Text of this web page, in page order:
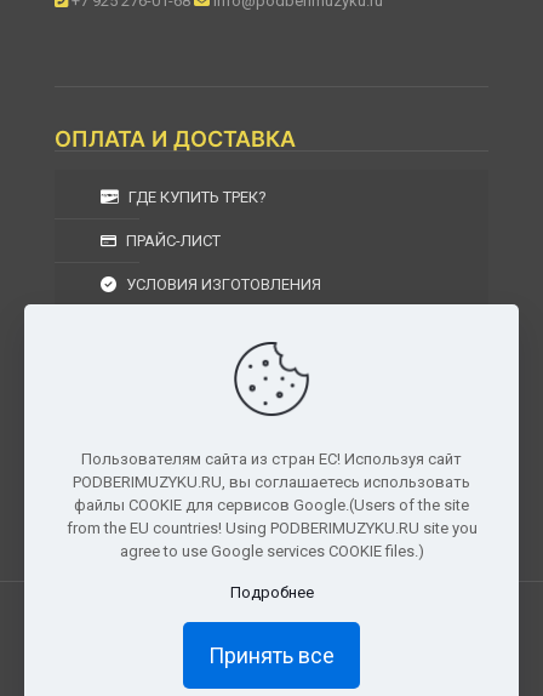
Полный доступ к материалам и
ОПЛАТА И ДОСТАВКА
ГДЕ КУПИТЬ ТРЕК?
ПРАЙС-ЛИСТ
УСЛОВИЯ ИЗГОТОВЛЕНИЯ
УСЛОВИЯ ВОЗВРАТА
г. Москва, Московская область, Центральный
федеральный округ, РФ, Россия
Все права защищены. © 2026 PODBERIMUZYKU.RU
Пользователям сайта из стран ЕС! Используя сайт
PODBERIMUZYKU.RU, вы соглашаетесь использовать
файлы COOKIE для сервисов Google.(Users of the site
from the EU countries! Using PODBERIMUZYKU.RU site you
agree to use Google services COOKIE files.)
Подробнее
Принять все